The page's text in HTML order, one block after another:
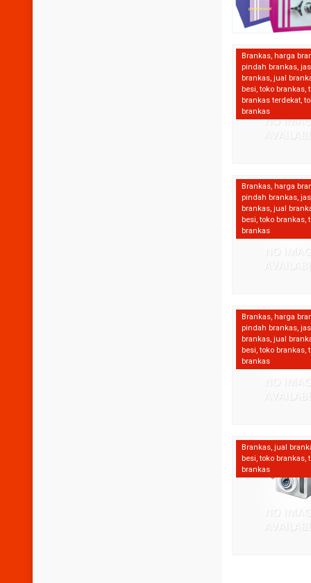
Brankas, harga
pindah brankas,
brankas,jual
besi,toko brankas,
brankas terdekat,
brankas
Brankas, harga
pindah brankas,
brankas,jual
besi,toko brankas,
brankas
Brankas, harga
pindah brankas,
brankas,jual
besi,toko brankas,
brankas
Brankas,jual
besi,toko brankas,
brankas